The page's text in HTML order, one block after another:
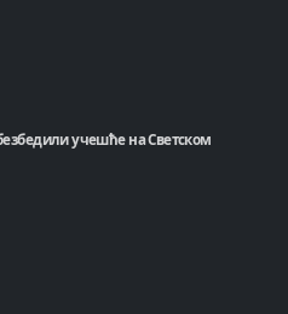
учешће на Светском